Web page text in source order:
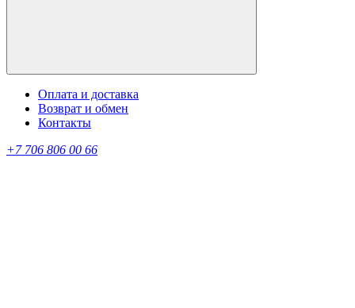
Оплата и доставка
Возврат и обмен
Контакты
+7 706 806 00 66